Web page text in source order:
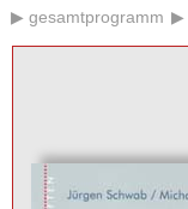
gesamtprogramm